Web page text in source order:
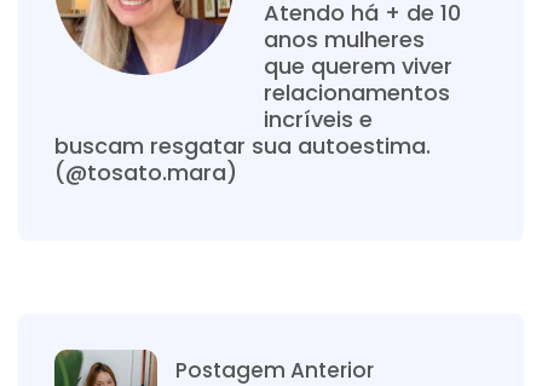
Atendo há + de 10
anos mulheres
que querem viver
relacionamentos
incríveis e
buscam resgatar sua autoestima.
(@tosato.mara)
Postagem Anterior